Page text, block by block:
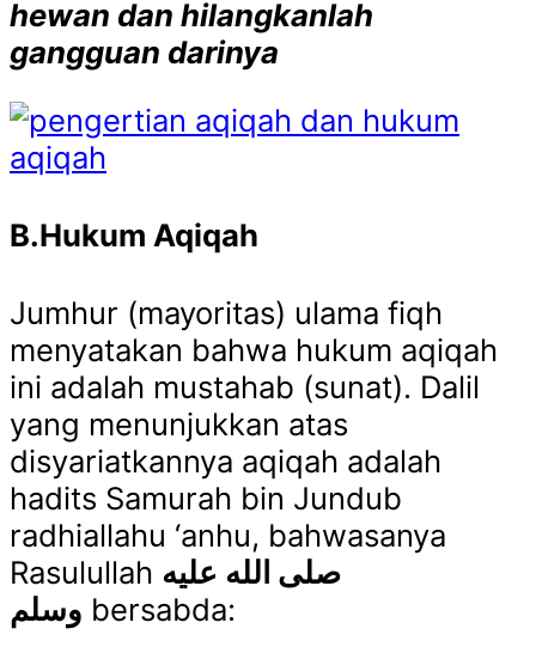
hewan dan hilangkanlah
gangguan darinya
B.Hukum Aqiqah
Jumhur (mayoritas) ulama fiqh
menyatakan bahwa hukum aqiqah
ini adalah mustahab (sunat). Dalil
yang menunjukkan atas
disyariatkannya aqiqah adalah
hadits Samurah bin Jundub
radhiallahu ‘anhu, bahwasanya
Rasulullah صلى الله عليه
وسلم bersabda: